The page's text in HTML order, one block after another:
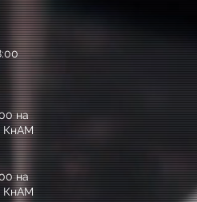
на
КнАМ
на
КнАМ